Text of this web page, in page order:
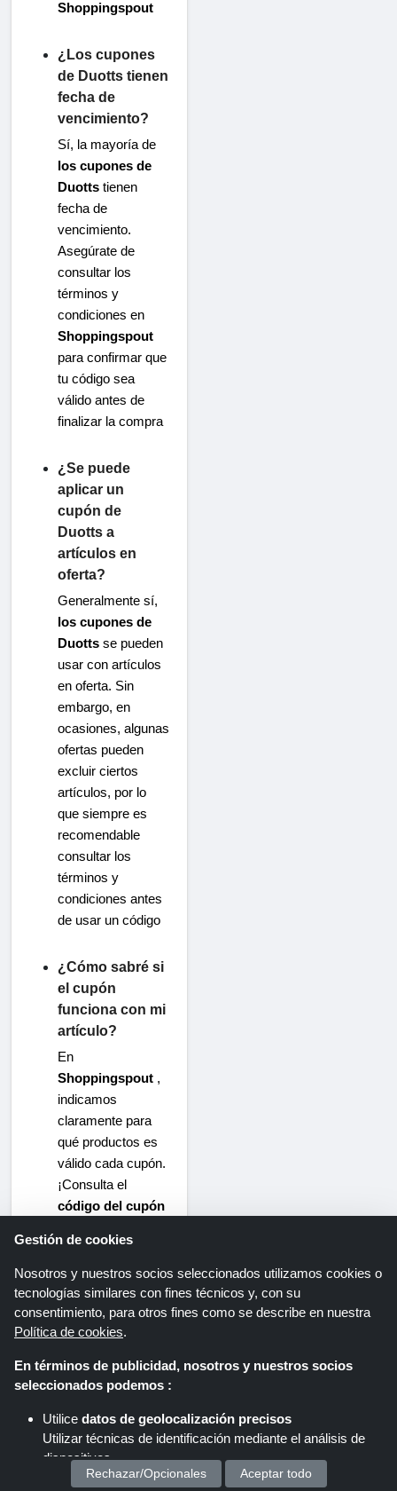
Shoppingspout
¿Los cupones
de Duotts tienen
fecha de
vencimiento?
Sí, la mayoría de
los cupones de
Duotts ​​tienen
fecha de
vencimiento.
Asegúrate de
consultar los
términos y
condiciones en
Shoppingspout
para confirmar que
tu código sea
válido antes de
finalizar la compra
¿Se puede
aplicar un
cupón de
Duotts a
artículos en
oferta?
Generalmente sí,
los cupones de
Duotts ​​se pueden
usar con artículos
en oferta. Sin
embargo, en
ocasiones, algunas
ofertas pueden
excluir ciertos
artículos, por lo
que siempre es
recomendable
consultar los
términos y
condiciones antes
de usar un código
¿Cómo sabré si
el cupón
funciona con mi
artículo?
En
Shoppingspout ,
indicamos
claramente para
qué productos es
válido cada cupón.
¡Consulta el
código del cupón
que deseas
comprar y listo!
Home Todas las tiendas
Hoja informativa
Registro
Gestión de cookies
Nosotros y nuestros socios seleccionados utilizamos cookies o
tecnologías similares con fines técnicos y, con su
consentimiento, para otros fines como se describe en nuestra
Política de cookies.
En términos de publicidad, nosotros y nuestros socios
seleccionados podemos :
Utilice datos de geolocalización precisos
Utilizar técnicas de identificación mediante el análisis de
dispositivos.
Almacenar y/o acceder a información en un dispositivo
Rechazar/Opcionales Aceptar todo